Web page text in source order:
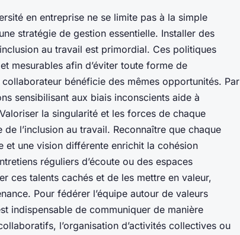
en entreprise ne se limite pas à la simple
stratégie de gestion essentielle. Installer des
au travail est primordial. Ces politiques
mesurables afin d’éviter toute forme de
bénéficie des mêmes opportunités. Par
sensibilisant aux biais inconscients aide à
la singularité et les forces de chaque
l’inclusion au travail. Reconnaître que chaque
une vision différente enrichit la cohésion
réguliers d’écoute ou des espaces
ces talents cachés et de les mettre en valeur,
Pour fédérer l’équipe autour de valeurs
indispensable de communiquer de manière
l’organisation d’activités collectives ou